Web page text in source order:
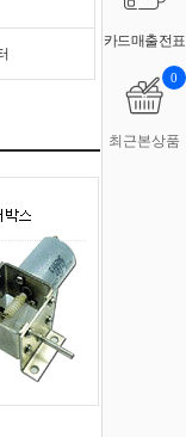
카드매출전표
최근본상품
0